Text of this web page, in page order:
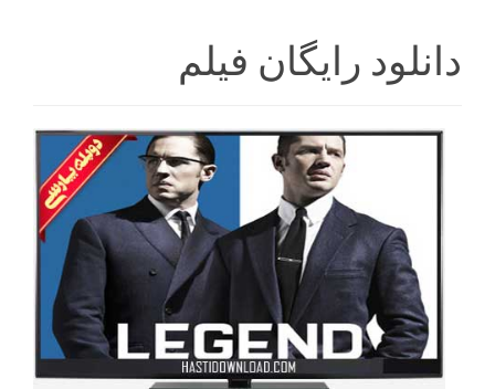
دانلود رایگان فیلم